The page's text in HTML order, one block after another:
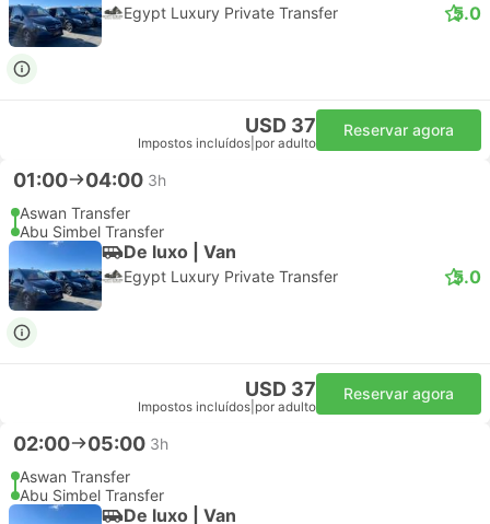
Egypt Luxury Private Transfer 5.0
USD 37
Impostos incluídos por adulto
Reservar agora
01:00 04:00 3h
Aswan Transfer
Abu Simbel Transfer
De luxo | Van
Egypt Luxury Private Transfer 5.0
USD 37
Impostos incluídos por adulto
Reservar agora
02:00 05:00 3h
Aswan Transfer
Abu Simbel Transfer
De luxo | Van